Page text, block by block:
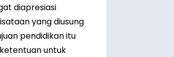
diapresiasi
yang diusung
pendidikan itu
untuk